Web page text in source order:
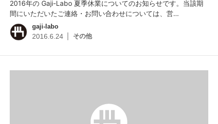
2016年の Gaji-Labo 夏季休業についてのお知らせです。当該期
間にいただいたご連絡・お問い合わせについては、営…
gaji-labo
2016.6.24 その他